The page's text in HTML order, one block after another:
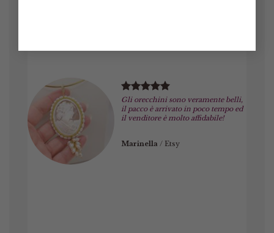
Gli orecchini sono veramente belli,
il pacco è arrivato in poco tempo ed
il venditore è molto affidabile!
Marinella / Etsy